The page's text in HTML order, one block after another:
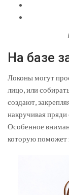
На базе
Локоны могут
лицо, или
создают,
накручивая
Особенное
которую поможет